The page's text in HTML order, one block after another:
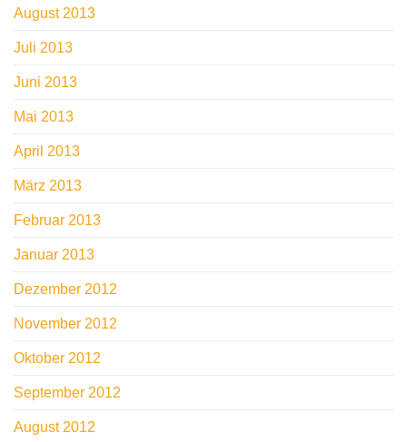
August 2013
Juli 2013
Juni 2013
Mai 2013
April 2013
März 2013
Februar 2013
Januar 2013
Dezember 2012
November 2012
Oktober 2012
September 2012
August 2012